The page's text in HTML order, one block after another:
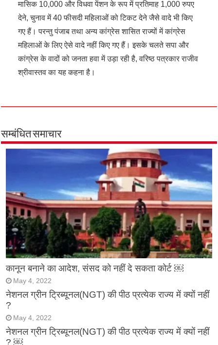
मासिक 10,000 और विधवा पेंशन के रूप में प्रतिमाह 1,000 रुपए
देने, चुनाव में 40 फीसदी महिलाओं को टिकट देने जैसे वादे भी किए
गए हैं। परन्तु पंजाब तथा अन्य कांग्रेस शासित राज्यों में कांग्रेस
महिलाओं के लिए ऐसे वादे नहीं किए गए हैं। इसके चलते सपा और
कांग्रेस के वादों को जनता हवा में उड़ा रही है, वरिष्ठ पत्रकार राजीव
श्रीवास्तव का यह कहना है।
सम्बंधित समाचार
कानून बनाने का आदेश, संसद को नहीं दे सकता कोर्ट ￼
May 4, 2022
नेशनल ग्रीन ट्रिब्यूनल(NGT) की पीठ प्रत्येक राज्य में क्यों नहीं
?
May 4, 2022
नेशनल ग्रीन ट्रिब्यूनल(NGT) की पीठ प्रत्येक राज्य में क्यों नहीं
? ￼